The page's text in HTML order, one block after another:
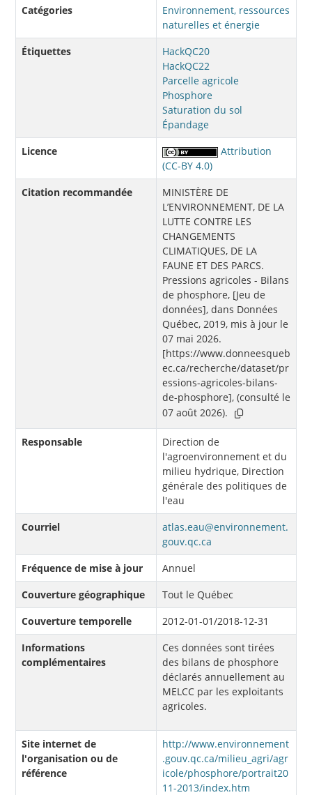
Catégories
Environnement, ressources
naturelles et énergie
Étiquettes
HackQC20
HackQC22
Parcelle agricole
Phosphore
Saturation du sol
Épandage
Licence
Attribution
(CC-BY 4.0)
Citation recommandée
MINISTÈRE DE
L’ENVIRONNEMENT, DE LA
LUTTE CONTRE LES
CHANGEMENTS
CLIMATIQUES, DE LA
FAUNE ET DES PARCS.
Pressions agricoles - Bilans
de phosphore, [Jeu de
données], dans Données
Québec, 2019, mis à jour le
07 mai 2026.
[https://www.donneesqueb
ec.ca/recherche/dataset/pr
essions-agricoles-bilans-
de-phosphore], (consulté le
07 août 2026).
Responsable
Direction de
l'agroenvironnement et du
milieu hydrique, Direction
générale des politiques de
l'eau
Courriel
atlas.eau@environnement.
gouv.qc.ca
Fréquence de mise à jour
Annuel
Couverture géographique
Tout le Québec
Couverture temporelle
2012-01-01/2018-12-31
Informations
complémentaires
Ces données sont tirées
des bilans de phosphore
déclarés annuellement au
MELCC par les exploitants
agricoles.
Site internet de
l'organisation ou de
référence
http://www.environnement
.gouv.qc.ca/milieu_agri/agr
icole/phosphore/portrait20
11-2013/index.htm